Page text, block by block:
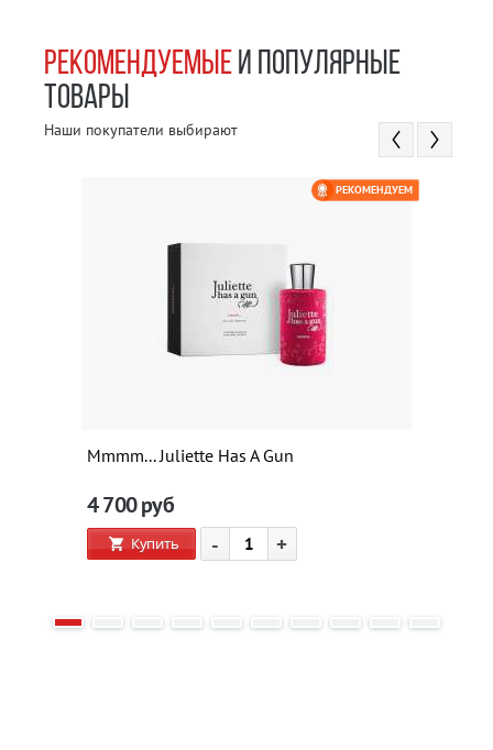
РЕКОМЕНДУЕМЫЕИ ПОПУЛЯРНЫЕ
ТОВАРЫ
Наши покупатели выбирают
Mmmm... Juliette Has A Gun
4 700руб
Купить - +
РЕКОМЕНДУЕМ